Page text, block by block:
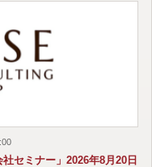
セミナー」2026年8月20日